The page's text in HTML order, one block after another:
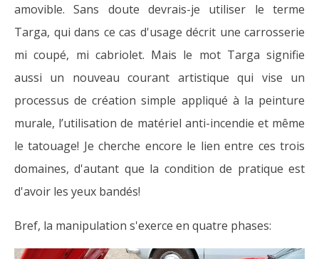
amovible. Sans doute devrais-je utiliser le terme
Targa, qui dans ce cas d'usage décrit une carrosserie
mi coupé, mi cabriolet. Mais le mot Targa signifie
aussi un nouveau courant artistique qui vise un
processus de création simple appliqué à la peinture
murale, l’utilisation de matériel anti-incendie et même
le tatouage! Je cherche encore le lien entre ces trois
domaines, d'autant que la condition de pratique est
d'avoir les yeux bandés!
Bref, la manipulation s'exerce en quatre phases: